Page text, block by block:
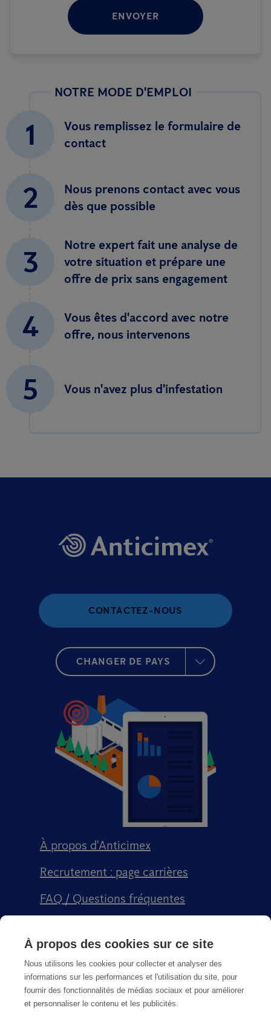
ENVOYER
NOTRE MODE D'EMPLOI
1
Vous remplissez le formulaire de
contact
2
Nous prenons contact avec vous
dès que possible
3
Notre expert fait une analyse de
votre situation et prépare une
offre de prix sans engagement
4
Vous êtes d'accord avec notre
offre, nous intervenons
5 Vous n'avez plus d'infestation
CONTACTEZ-NOUS
CHANGER DE PAYS
À propos d'Anticimex
Recrutement : page carrières
FAQ / Questions fréquentes
Conditions générales de vente CGPS
À propos des cookies sur ce site
Nous utilisons les cookies pour collecter et analyser des
informations sur les performances et l'utilisation du site, pour
fournir des fonctionnalités de médias sociaux et pour améliorer
et personnaliser le contenu et les publicités.